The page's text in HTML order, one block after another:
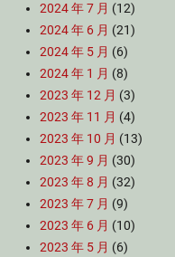
2024 年 7 月 (12)
2024 年 6 月 (21)
2024 年 5 月 (6)
2024 年 1 月 (8)
2023 年 12 月 (3)
2023 年 11 月 (4)
2023 年 10 月 (13)
2023 年 9 月 (30)
2023 年 8 月 (32)
2023 年 7 月 (9)
2023 年 6 月 (10)
2023 年 5 月 (6)